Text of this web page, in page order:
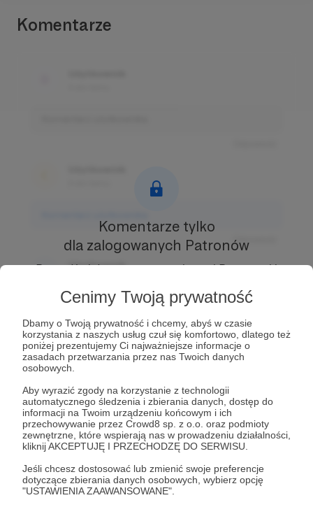
Cenimy Twoją prywatność
Dbamy o Twoją prywatność i chcemy, abyś w czasie
korzystania z naszych usług czuł się komfortowo, dlatego też
poniżej prezentujemy Ci najważniejsze informacje o
zasadach przetwarzania przez nas Twoich danych
osobowych.
Aby wyrazić zgody na korzystanie z technologii
automatycznego śledzenia i zbierania danych, dostęp do
informacji na Twoim urządzeniu końcowym i ich
przechowywanie przez Crowd8 sp. z o.o. oraz podmioty
zewnętrzne, które wspierają nas w prowadzeniu działalności,
kliknij AKCEPTUJĘ I PRZECHODZĘ DO SERWISU.
Jeśli chcesz dostosować lub zmienić swoje preferencje
dotyczące zbierania danych osobowych, wybierz opcję
"USTAWIENIA ZAAWANSOWANE".
Komentarze
Odpowiedz
Użytkownik
Odpowiedz
Użytkownik
3 dni temu
Komentarz użytkownika
Odpowiedz
Komentarze tylko
dla zalogowanych Patronów
Prowadź ciekawe rozmowy z innymi Patronami i
dostęp!
Zostań Patronem